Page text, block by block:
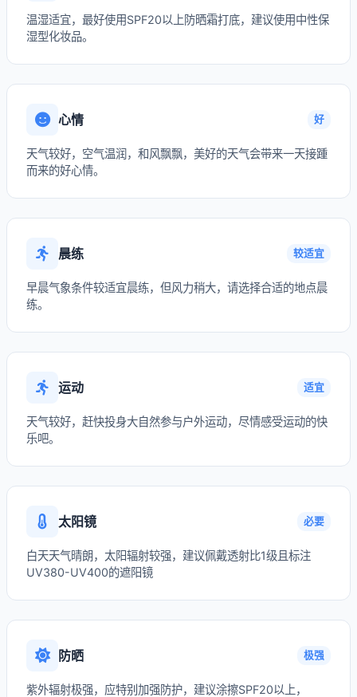
温湿适宜，最好使用SPF20以上防晒霜打底，建议使用中性保
湿型化妆品。
心情 好
天气较好，空气温润，和风飘飘，美好的天气会带来一天接踵
而来的好心情。
晨练 较适宜
早晨气象条件较适宜晨练，但风力稍大，请选择合适的地点晨
练。
运动 适宜
天气较好，赶快投身大自然参与户外运动，尽情感受运动的快
乐吧。
太阳镜 必要
白天天气晴朗，太阳辐射较强，建议佩戴透射比1级且标注
UV380-UV400的遮阳镜
防晒 极强
紫外辐射极强，应特别加强防护，建议涂擦SPF20以上，